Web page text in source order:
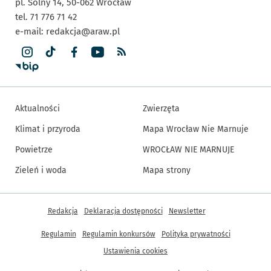
pl. Solny 14, 50-062 Wrocław
tel. 71 776 71 42
e-mail: redakcja@araw.pl
Aktualności
Klimat i przyroda
Powietrze
Zieleń i woda
Zwierzęta
Mapa Wrocław Nie Marnuje
WROCŁAW NIE MARNUJE
Mapa strony
Inne informacje
Redakcja Deklaracja dostępności Newsletter
Regulamin Regulamin konkursów
Polityka prywatności
Ustawienia cookies